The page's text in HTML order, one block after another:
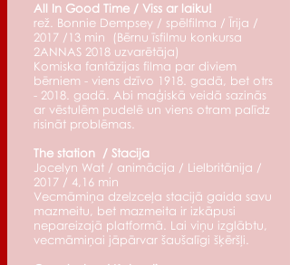
All In Good Time / Viss ar laiku!
rež. Bonnie Dempsey / spēlfilma / Īrija /
2017 /13 min (Bērnu īsfilmu konkursa
2ANNAS 2018 uzvarētāja)
Komiska fantāzijas filma par diviem
bērniem - viens dzīvo 1918. gadā, bet otrs
- 2018. gadā. Abi maģiskā veidā sazinās
ar vēstulēm pudelē un viens otram palīdz
risināt problēmas.
The station / Stacija
Jocelyn Wat / animācija / Lielbritānija /
2017 / 4,16 min
Vecmāmiņa dzelzceļa stacijā gaida savu
mazmeitu, bet mazmeita ir izkāpusi
nepareizajā platformā. Lai viņu izglābtu,
vecmāmiņai jāpārvar šaušalīgi šķēršļi.